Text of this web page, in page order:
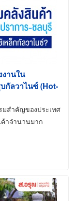
านใน
กัลวาไนซ์ (Hot-
สำคัญของประเทศ
าจำนวนมาก